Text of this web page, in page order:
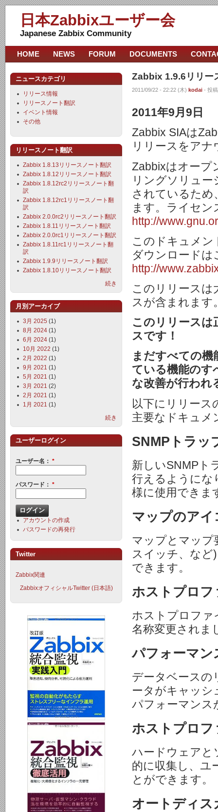
日本Zabbixユーザー会
Japanese Zabbix Community
Zabbix 1.9.6リリー
2011/09/22 - 22:22 (木) kodai - 投
2011年9月9日
Zabbix SIAは
リリースをア
Zabbixはオープ
リングソリュ
されているため
ます。ライセ
http://
このドキュメン
ダウンロードは
http://
このリリースは
スが含まれます
このリリースは
スです！
まだすべての機
ている機能のす
な改善が行われ
以下にリリース
主要なドキュメ
SNMPトラッ
新しいSNMPト
行えるようにな
様に使用できま
マップのアイ
マップとマップ
スイッチ、など
できます。
ホストプロフ
ホストプロファ
名称変更されま
パフォーマン
データベースの
ータがキャッシ
パフォーマンス
ホストプロフ
ハードウェアと
的に収集し、ユ
とができます。
オートディス
HOME NEWS FORUM DOCUMENTS
ニュースカテゴリ
リリース情報
リリースノート翻訳
イベント情報
その他
リリースノート翻訳
Zabbix 1.8.13リリースノート翻訳
Zabbix 1.8.12リリースノート翻訳
Zabbix 1.8.12rc2リリースノート翻
訳
Zabbix 1.8.12rc1リリースノート翻
訳
Zabbix 2.0.0rc2リリースノート翻訳
Zabbix 1.8.11リリースノート翻訳
Zabbix 2.0.0rc1リリースノート翻訳
Zabbix 1.8.11rc1リリースノート翻
訳
Zabbix 1.9.9リリースノート翻訳
Zabbix 1.8.10リリースノート翻訳
続き
月別アーカイブ
3月 2025 (1)
8月 2024 (1)
6月 2024 (1)
10月 2022 (1)
2月 2022 (1)
9月 2021 (1)
5月 2021 (1)
3月 2021 (2)
2月 2021 (1)
1月 2021 (1)
続き
ユーザーログイン
ユーザー名： *
パスワード： *
アカウントの作成
パスワードの再発行
Twitter
Zabbix関連
ZabbixオフィシャルTwitter (日本語)